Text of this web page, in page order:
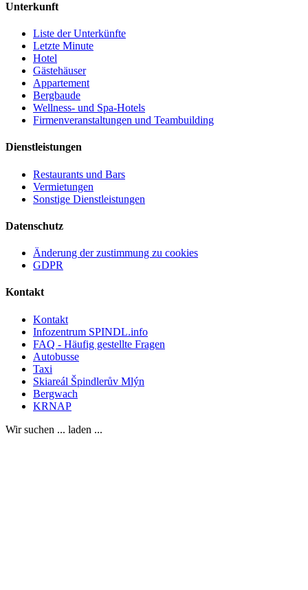
Unterkunft
Liste der Unterkünfte
Letzte Minute
Hotel
Gästehäuser
Appartement
Bergbaude
Wellness- und Spa-Hotels
Firmenveranstaltungen und Teambuilding
Dienstleistungen
Restaurants und Bars
Vermietungen
Sonstige Dienstleistungen
Datenschutz
Änderung der zustimmung zu cookies
GDPR
Kontakt
Kontakt
Infozentrum SPINDL.info
FAQ - Häufig gestellte Fragen
Autobusse
Taxi
Skiareál Špindlerův Mlýn
Bergwach
KRNAP
Wir suchen ... laden ...